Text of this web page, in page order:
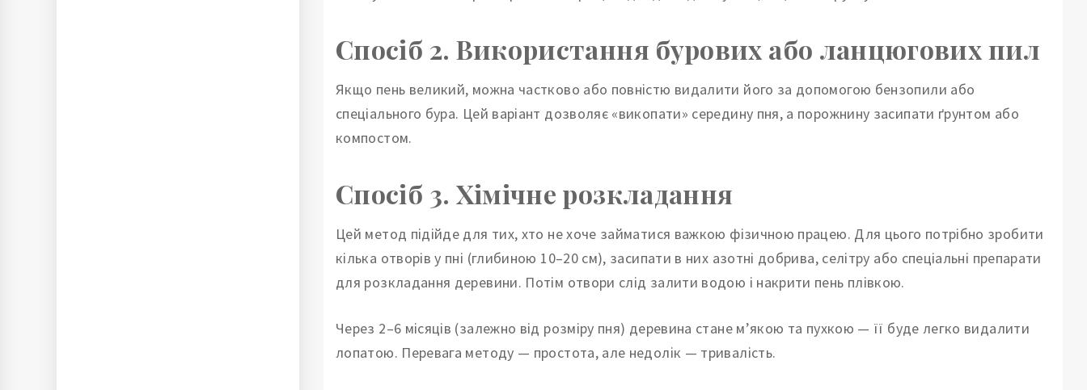
Спосіб 2. Використання бурових або ланцюгових пил
Якщо пень великий, можна частково або повністю видалити його за допомогою бензопили або
спеціального бура. Цей варіант дозволяє «викопати» середину пня, а порожнину засипати ґрунтом або
компостом.
Спосіб 3. Хімічне розкладання
Цей метод підійде для тих, хто не хоче займатися важкою фізичною працею. Для цього потрібно зробити
кілька отворів у пні (глибиною 10–20 см), засипати в них азотні добрива, селітру або спеціальні препарати
для розкладання деревини. Потім отвори слід залити водою і накрити пень плівкою.
Через 2–6 місяців (залежно від розміру пня) деревина стане м’якою та пухкою — її буде легко видалити
лопатою. Перевага методу — простота, але недолік — тривалість.